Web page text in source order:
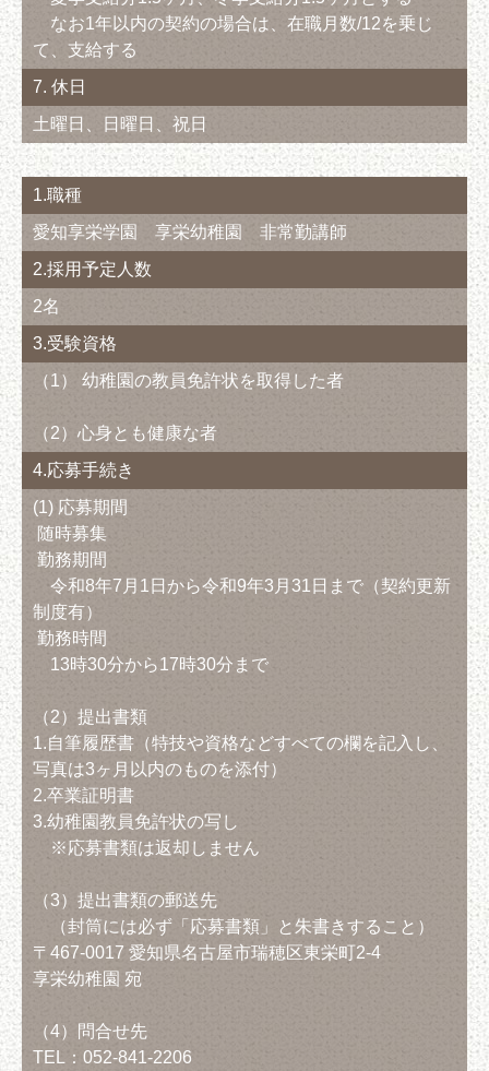
なお1年以内の契約の場合は、在職月数/12を乗じ
て、支給する
7. 休日
土曜日、日曜日、祝日
1.職種
愛知享栄学園 享栄幼稚園 非常勤講師
2.採用予定人数
2名
3.受験資格
（1） 幼稚園の教員免許状を取得した者
（2）心身とも健康な者
4.応募手続き
(1) 応募期間
随時募集
勤務期間
令和8年7月1日から令和9年3月31日まで（契約更新
制度有）
勤務時間
13時30分から17時30分まで
（2）提出書類
1.自筆履歴書（特技や資格などすべての欄を記入し、
写真は3ヶ月以内のものを添付）
2.卒業証明書
3.幼稚園教員免許状の写し
※応募書類は返却しません
（3）提出書類の郵送先
（封筒には必ず「応募書類」と朱書きすること）
〒467-0017 愛知県名古屋市瑞穂区東栄町2-4
享栄幼稚園 宛
（4）問合せ先
TEL：052-841-2206